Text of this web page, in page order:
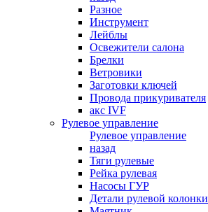
Разное
Инструмент
Лейблы
Освежители салона
Брелки
Ветровики
Заготовки ключей
Провода прикуривателя
акс IVF
Рулевое управление
Рулевое управление
назад
Тяги рулевые
Рейка рулевая
Насосы ГУР
Детали рулевой колонки